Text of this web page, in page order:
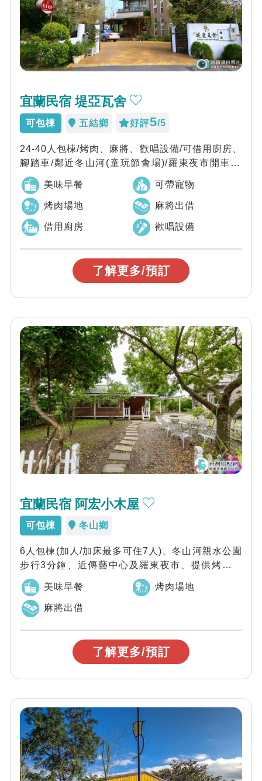
宜蘭民宿 堤亞瓦舍
可包棟 五結鄉 好評5/5
24-40人包棟/烤肉、麻將、歡唱設備/可借用廚房、
腳踏車/鄰近冬山河(童玩節會場)/羅東夜市開車10
分鐘
美味早餐 可帶寵物
烤肉場地 麻將出借
借用廚房 歡唱設備
了解更多/預訂
宜蘭民宿 阿宏小木屋
可包棟 冬山鄉
6人包棟(加人/加床最多可住7人)、冬山河親水公園
步行3分鐘、近傳藝中心及羅東夜市、提供烤肉場
地及麻將桌，宜蘭阿宏小木屋就位於冬山...
美味早餐 烤肉場地
麻將出借
了解更多/預訂